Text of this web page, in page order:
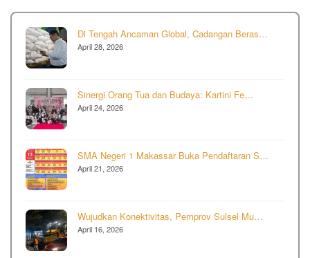
Di Tengah Ancaman Global, Cadangan Beras…
April 28, 2026
Sinergi Orang Tua dan Budaya: Kartini Fe…
April 24, 2026
SMA Negeri 1 Makassar Buka Pendaftaran S…
April 21, 2026
Wujudkan Konektivitas, Pemprov Sulsel Mu…
April 16, 2026